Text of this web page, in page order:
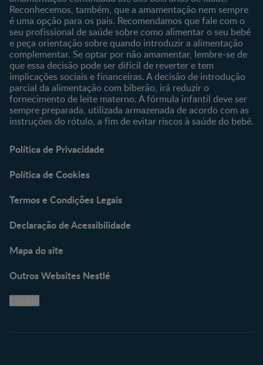
Reconhecemos, também, que a amamentação nem sempre
é uma opção para os pais. Recomendamos que fale com o
seu profissional de saúde sobre como alimentar o seu bebé
e peça orientação sobre quando introduzir a alimentação
complementar. Se optar por não amamentar, lembre-se de
que essa decisão pode ser difícil de reverter e tem
implicações sociais e financeiras. A decisão de introdução
parcial da alimentação com biberão, irá reduzir o
fornecimento de leite materno. A fórmula infantil deve ser
sempre preparada, utilizada armazenada de acordo com as
instruções do rótulo, a fim de evitar riscos à saúde do bebé.
Política de Privacidade
Política de Cookies
Termos e Condições Legais
Declaração de Acessibilidade
Mapa do site
Outros Websites Nestlé